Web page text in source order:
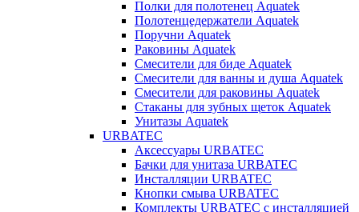
Полки для полотенец Aquatek
Полотенцедержатели Aquatek
Поручни Aquatek
Раковины Aquatek
Смесители для биде Aquatek
Смесители для ванны и душа Aquatek
Смесители для раковины Aquatek
Стаканы для зубных щеток Aquatek
Унитазы Aquatek
URBATEC
Аксессуары URBATEC
Бачки для унитаза URBATEC
Инсталляции URBATEC
Кнопки смыва URBATEC
Комплекты URBATEC с инсталляцией